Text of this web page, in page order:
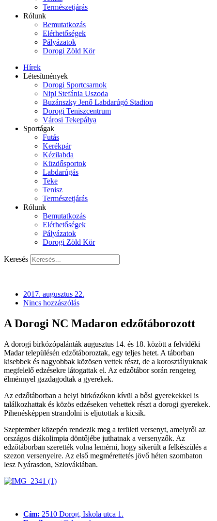
Természetjárás
Rólunk
Bemutatkozás
Elérhetőségek
Pályázatok
Dorogi Zöld Kör
Hírek
Létesítmények
Dorogi Sportcsarnok
Nipl Stefánia Uszoda
Buzánszky Jenő Labdarúgó Stadion
Dorogi Teniszcentrum
Városi Tekepálya
Sportágak
Futás
Kerékpár
Kézilabda
Küzdősportok
Labdarúgás
Teke
Tenisz
Természetjárás
Rólunk
Bemutatkozás
Elérhetőségek
Pályázatok
Dorogi Zöld Kör
Keresés
2017. augusztus 22.
Nincs hozzászólás
A Dorogi NC Madaron edzőtáborozott
A dorogi birkózópalánták augusztus 14. és 18. között a felvidéki
Madar településén edzőtáboroztak, egy teljes hetet. A táborban
kisebbek és nagyobbak közösen vettek részt, de a korosztályuknak
megfelelő edzésekre látogattak el. Az edzőtábor során rengeteg
élménnyel gazdagodtak a gyerekek.
Az edzőtáborban a helyi birkózókon kívül a bősi gyerekekkel is
találkozhattak és közös edzéseken vehettek részt a dorogi gyerekek.
Pihenésképpen strandolni is eljutottak a kicsik.
Szeptember közepén rendezik meg a területi versenyt, amelyről az
országos diákolimpia döntőjébe juthatnak a versenyzők. Az
edzőtáborban szerették volna lemérni, hogy sikerült a felkészülés a
szezon versenyeire. Az első megmérettetés jövő héten szombaton
lesz Nyárasdon, Szlovákiában.
Cím: 2510 Dorog, Iskola utca 1.